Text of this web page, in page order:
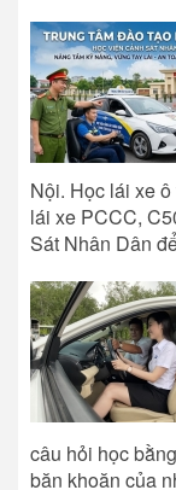
Nội. Học lái xe
lái xe PCCC,
Sát Nhân Dân
câu hỏi học
băn khoăn của